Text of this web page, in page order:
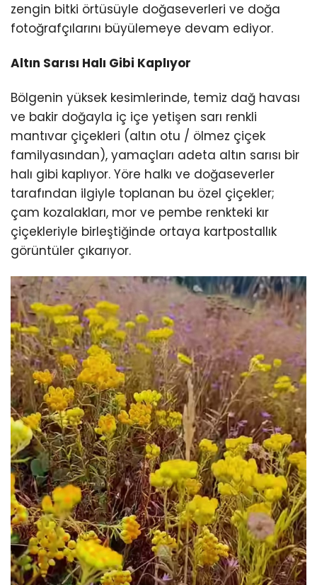
zengin bitki örtüsüyle doğaseverleri ve doğa
fotoğrafçılarını büyülemeye devam ediyor.
Altın Sarısı Halı Gibi Kaplıyor
Bölgenin yüksek kesimlerinde, temiz dağ havası
ve bakir doğayla iç içe yetişen sarı renkli
mantıvar çiçekleri (altın otu / ölmez çiçek
familyasından), yamaçları adeta altın sarısı bir
halı gibi kaplıyor. Yöre halkı ve doğaseverler
tarafından ilgiyle toplanan bu özel çiçekler;
çam kozalakları, mor ve pembe renkteki kır
çiçekleriyle birleştiğinde ortaya kartpostallık
görüntüler çıkarıyor.